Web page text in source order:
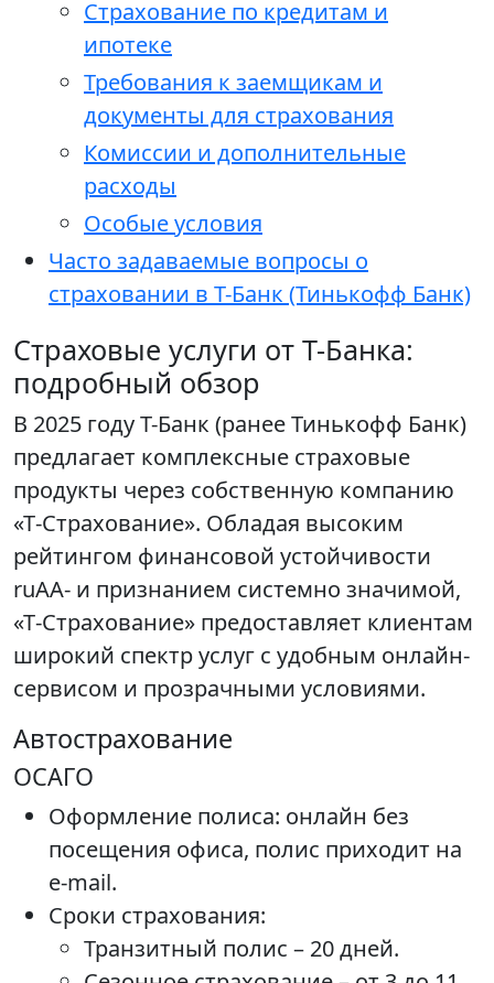
Страхование по кредитам и
ипотеке
Требования к заемщикам и
документы для страхования
Комиссии и дополнительные
расходы
Особые условия
Часто задаваемые вопросы о
страховании в Т-Банк (Тинькофф Банк)
Страховые услуги от Т-Банка:
подробный обзор
В 2025 году Т-Банк (ранее Тинькофф Банк)
предлагает комплексные страховые
продукты через собственную компанию
«Т‑Страхование». Обладая высоким
рейтингом финансовой устойчивости
ruAA- и признанием системно значимой,
«Т‑Страхование» предоставляет клиентам
широкий спектр услуг с удобным онлайн-
сервисом и прозрачными условиями.
Автострахование
ОСАГО
Оформление полиса: онлайн без
посещения офиса, полис приходит на
e-mail.
Сроки страхования:
Транзитный полис – 20 дней.